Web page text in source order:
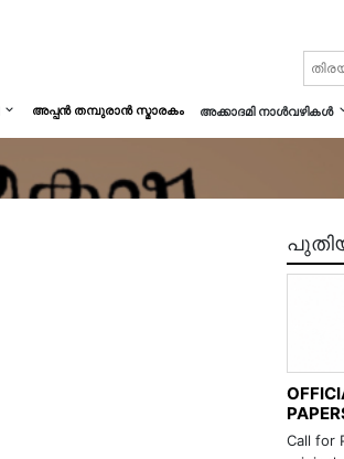
അപ്പൻ തമ്പുരാൻ സ്മാരകം അക്കാദമി നാൾവഴികൾ
Call for